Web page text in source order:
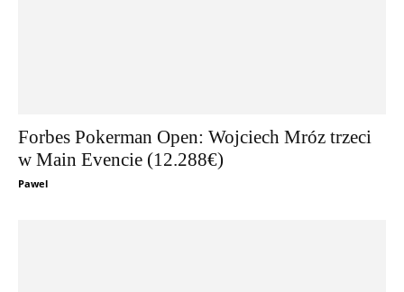
Forbes Pokerman Open: Wojciech Mróz trzeci
w Main Evencie (12.288€)
Pawel